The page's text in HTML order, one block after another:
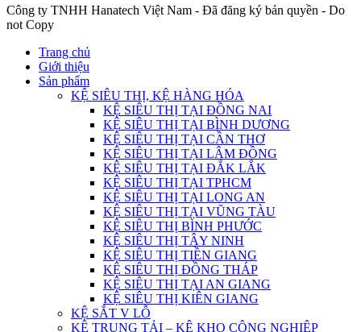
Công ty TNHH Hanatech Việt Nam - Đã đăng ký bản quyền - Do
not Copy
Trang chủ
Giới thiệu
Sản phẩm
KỆ SIÊU THỊ, KỆ HÀNG HÓA
KỆ SIÊU THỊ TẠI ĐỒNG NAI
KỆ SIÊU THỊ TẠI BÌNH DƯƠNG
KỆ SIÊU THỊ TẠI CẦN THƠ
KỆ SIÊU THỊ TẠI LÂM ĐỒNG
KỆ SIÊU THỊ TẠI ĐẮK LẮK
KỆ SIÊU THỊ TẠI TPHCM
KỆ SIÊU THỊ TẠI LONG AN
KỆ SIÊU THỊ TẠI VŨNG TÀU
KỆ SIÊU THỊ BÌNH PHƯỚC
KỆ SIÊU THỊ TÂY NINH
KỆ SIÊU THỊ TIỀN GIANG
KỆ SIÊU THỊ ĐỒNG THÁP
KỆ SIÊU THỊ TẠI AN GIANG
KỆ SIÊU THỊ KIÊN GIANG
KỆ SẮT V LỖ
KỆ TRUNG TẢI – KỆ KHO CÔNG NGHIỆP